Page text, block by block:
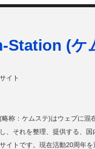
Station (ケ
イト
略称：ケムステ)はウェブに混
、それを整理、提供する、国
イトです。現在活動20周年を